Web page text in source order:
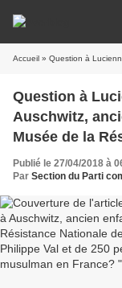
Accueil » Question à Lucienne Nayet, fille de déporté à Auschwitz, ancien
Question à
Auschwitz,
Musée de la
Champigny:
Philippe Val et
nouvel
France?
Publié le 27/04/2018 à
Par Section du Parti